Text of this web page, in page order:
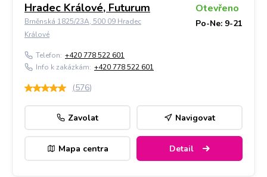
Hradec Králové, Futurum
Brněnská 1825/23A, 500 09 Hradec
Králové
Otevřeno
Po-Ne: 9-21
Telefon: +420 778 522 601
Info k zakázkám: +420 778 522 601
(576)
Zavolat Navigovat
Mapa centra Detail